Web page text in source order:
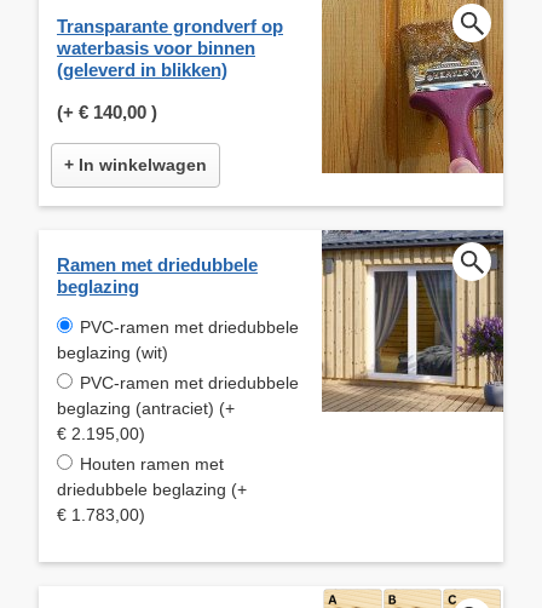
Transparante grondverf op
waterbasis voor binnen
(geleverd in blikken)
(+ € 140,00 )
+ In winkelwagen
Ramen met driedubbele
beglazing
PVC-ramen met driedubbele
beglazing (wit)
PVC-ramen met driedubbele
beglazing (antraciet) (+
€ 2.195,00)
Houten ramen met
driedubbele beglazing (+
€ 1.783,00)